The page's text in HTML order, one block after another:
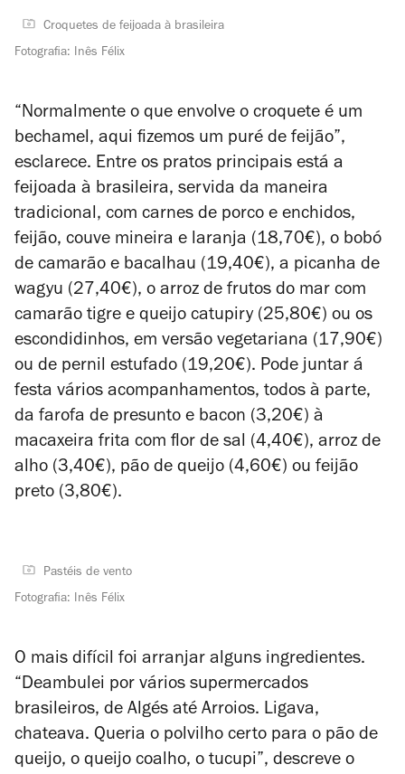
Croquetes de feijoada à brasileira
Fotografia: Inês Félix
“Normalmente o que envolve o croquete é um
bechamel, aqui fizemos um puré de feijão”,
esclarece. Entre os pratos principais está a
feijoada à brasileira, servida da maneira
tradicional, com carnes de porco e enchidos,
feijão, couve mineira e laranja (18,70€), o bobó
de camarão e bacalhau (19,40€), a picanha de
wagyu (27,40€), o arroz de frutos do mar com
camarão tigre e queijo catupiry (25,80€) ou os
escondidinhos, em versão vegetariana (17,90€)
ou de pernil estufado (19,20€). Pode juntar á
festa vários acompanhamentos, todos à parte,
da farofa de presunto e bacon (3,20€) à
macaxeira frita com flor de sal (4,40€), arroz de
alho (3,40€), pão de queijo (4,60€) ou feijão
preto (3,80€).
Pastéis de vento
Fotografia: Inês Félix
O mais difícil foi arranjar alguns ingredientes.
“Deambulei por vários supermercados
brasileiros, de Algés até Arroios. Ligava,
chateava. Queria o polvilho certo para o pão de
queijo, o queijo coalho, o tucupi”, descreve o